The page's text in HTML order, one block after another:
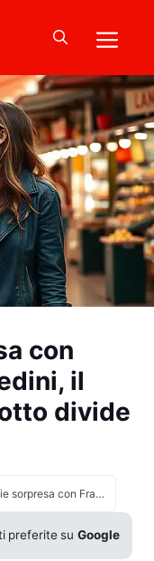
con
il
divide
Elodie sorpresa con Franceska Nuredini, il commento di Mariotto divide
preferite suGoogle